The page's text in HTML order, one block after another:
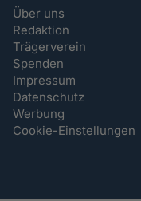
Über uns
Redaktion
Trägerverein
Spenden
Impressum
Datenschutz
Werbung
Cookie-Einstellungen